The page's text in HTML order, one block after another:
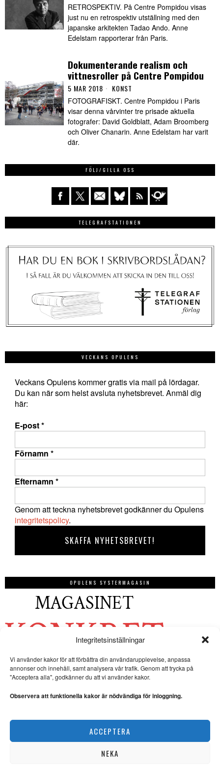
Integritetsinställningar
Vi använder kakor för att förbättra din användarupplevelse, anpassa
annonser och innehåll, samt analysera vår trafik. Genom att trycka på
"Acceptera alla", godkänner du att vi använder kakor.
Observera att funktionella kakor är nödvändiga för inloggning.
ACCEPTERA
NEKA
RETROSPEKTIV. På Centre Pompidou visas
just nu en retrospektiv utställning med den
japanske arkitekten Tadao Ando. Anne
Edelstam rapporterar från Paris.
Dokumenterande realism och
vittnesroller på Centre Pompidou
5 MAR 2018 KONST
FOTOGRAFISKT. Centre Pompidou i Paris
visar denna vårvinter tre prisade aktuella
fotografer: David Goldblatt, Adam Broomberg
och Oliver Chanarin. Anne Edelstam har varit
där.
FÖLJ/GILLA OSS
TELEGRAFSTATIONEN
VECKANS OPULENS
Veckans Opulens kommer gratis via mail på lördagar.
Du kan när som helst avsluta nyhetsbrevet. Anmäl dig
här:
E-post*
Förnamn *
Efternamn *
Genom att teckna nyhetsbrevet godkänner du Opulens
integritetspolicy.
OPULENS SYSTERMAGASIN